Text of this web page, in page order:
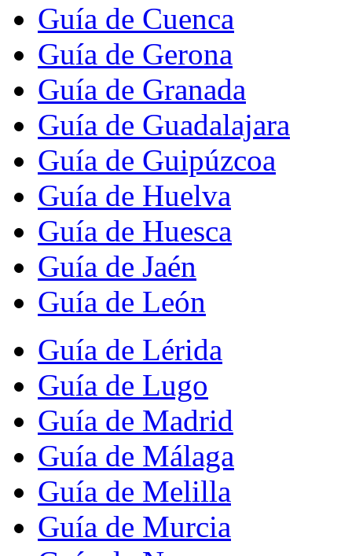
Guía de Cuenca
Guía de Gerona
Guía de Granada
Guía de Guadalajara
Guía de Guipúzcoa
Guía de Huelva
Guía de Huesca
Guía de Jaén
Guía de León
Guía de Lérida
Guía de Lugo
Guía de Madrid
Guía de Málaga
Guía de Melilla
Guía de Murcia